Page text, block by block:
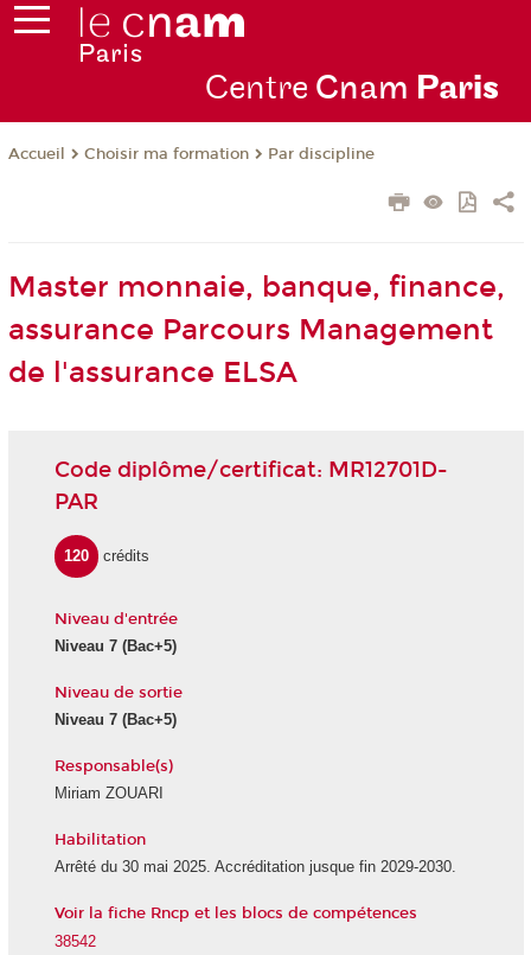
Centre Cnam Paris
Accueil Choisir ma formation Par discipline
Master monnaie, banque, finance,
assurance Parcours Management
de l'assurance ELSA
Code diplôme/certificat: MR12701D-
PAR
120 crédits
Niveau d'entrée
Niveau 7(Bac+5)
Niveau de sortie
Niveau 7(Bac+5)
Responsable(s)
Miriam ZOUARI
Habilitation
Arrêté du 30 mai 2025. Accréditation jusque fin 2029-2030.
Voir la fiche Rncp et les blocs de compétences
38542